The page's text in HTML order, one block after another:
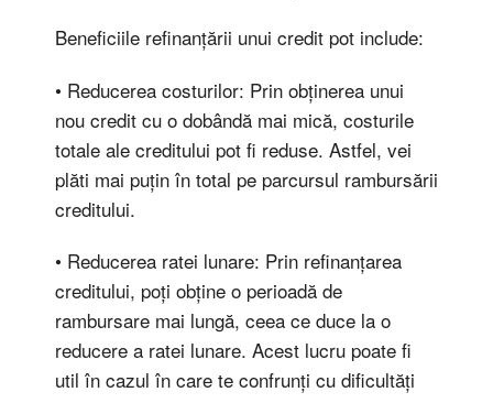
Beneficiile refinanțării unui credit pot include:
• Reducerea costurilor: Prin obținerea unui
nou credit cu o dobândă mai mică, costurile
totale ale creditului pot fi reduse. Astfel, vei
plăti mai puțin în total pe parcursul rambursării
creditului.
• Reducerea ratei lunare: Prin refinanțarea
creditului, poți obține o perioadă de
rambursare mai lungă, ceea ce duce la o
reducere a ratei lunare. Acest lucru poate fi
util în cazul în care te confrunți cu dificultăți